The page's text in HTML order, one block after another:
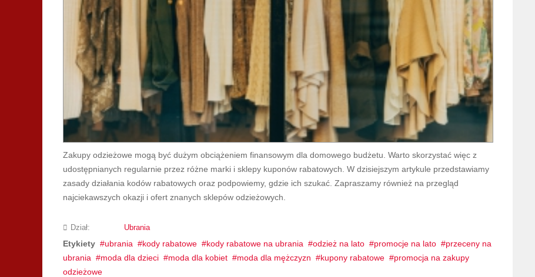
Zakupy odzieżowe mogą być dużym obciążeniem finansowym dla domowego budżetu. Warto skorzystać więc z
udostępnianych regularnie przez różne marki i sklepy kuponów rabatowych. W dzisiejszym artykule przedstawiamy
zasady działania kodów rabatowych oraz podpowiemy, gdzie ich szukać. Zapraszamy również na przegląd
najciekawszych okazji i ofert znanych sklepów odzieżowych.
Dział: Ubrania
Etykiety ubrania kody rabatowe kody rabatowe na ubrania odzież na lato promocje na lato
przeceny na
ubrania
moda dla dzieci moda dla kobiet moda dla mężczyzn kupony rabatowe
promocja na zakupy
odzieżowe